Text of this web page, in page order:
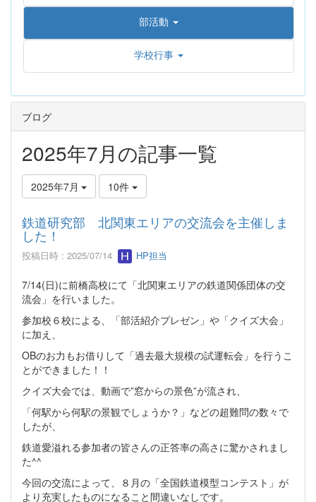
部活動
学校行事
ブログ
2025年7月の記事一覧
2025年7月 10件
鉄道研究部 北関東エリアの交流会を主催しま
した！
投稿日時 : 2025/07/14 HP担当
7/14(日)に前橋高校にて「北関東エリアの鉄道関係団体の交
流会」を行いました。
参加校６校による、「部活紹介プレゼン」や「クイズ大会」
に加え、
OBのお力もお借りして「過去最大規模の試運転会」を行うこ
とができました！！
クイズ大会では、動画で”窓からの景色”が流され、
「何駅から何駅の景観でしょうか？」などの超難問の数々で
したが、
鉄道愛溢れる参加者の皆さんの正答率の高さに驚かされまし
た^^
今回の交流によって、８月の「全国鉄道模型コンテスト」が
より充実したものになること間違いなしです。